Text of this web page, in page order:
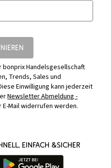
Handelsgesellschaft
Trends, Sales und
Einwilligung kann jederzeit
Newsletter Abmeldung -
Mail widerrufen werden.
EINFACH &SICHER